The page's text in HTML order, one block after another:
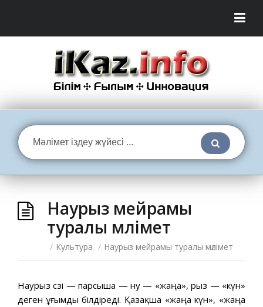
Наурыз мейрамы
туралы мәлімет
/ Культура / Наурыз мейрамы туралы мәлімет
Наурыз сөзі — парсыша — ну — «жаңа», рыз — «күн»
деген ұғымды білдіреді. Қазақша «жаңа күн», «жаңа